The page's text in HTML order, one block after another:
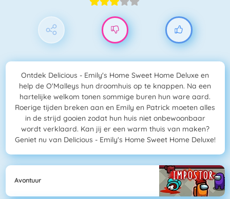
Ontdek Delicious - Emily's Home Sweet Home Deluxe en
help de O'Malleys hun droomhuis op te knappen. Na een
hartelijke welkom tonen sommige buren hun ware aard.
Roerige tijden breken aan en Emily en Patrick moeten alles
in de strijd gooien zodat hun huis niet onbewoonbaar
wordt verklaard. Kan jij er een warm thuis van maken?
Geniet nu van Delicious - Emily's Home Sweet Home Deluxe!
Avontuur